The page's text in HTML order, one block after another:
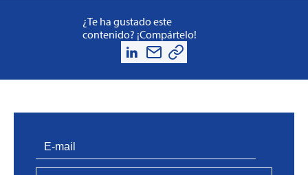
¿Te ha gustado este
contenido? ¡Compártelo!